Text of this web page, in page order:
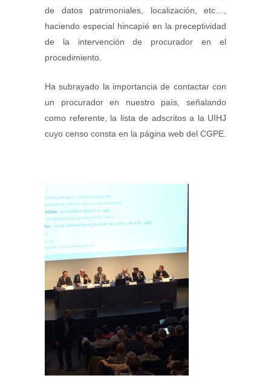
de datos patrimoniales, localización, etc…,
haciendo especial hincapié en la preceptividad
de la intervención de procurador en el
procedimiento.
Ha subrayado la importancia de contactar con
un procurador en nuestro país, señalando
como referente, la lista de adscritos a la UIHJ
cuyo censo consta en la página web del CGPE.